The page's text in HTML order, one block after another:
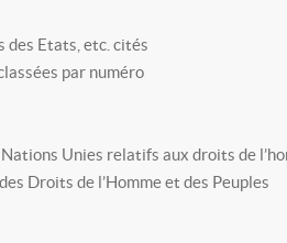
des Etats, etc. cités
par numéro
Unies relatifs aux droits de
Droits de l’Homme et des Peuples